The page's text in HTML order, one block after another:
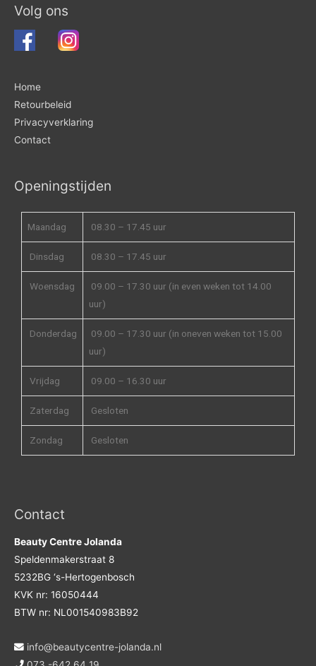
Volg ons
Home
Retourbeleid
Privacyverklaring
Contact
Openingstijden
Maandag 08.30 – 17.45 uur
Dinsdag 08.30 – 17.45 uur
Woensdag
09.00 – 17.30 uur (in even weken tot 14.00
uur)
Donderdag
09.00 – 17.30 uur (in oneven weken tot 15.00
uur)
Vrijdag 09.00 – 16.30 uur
Zaterdag Gesloten
Zondag Gesloten
Contact
Beauty Centre Jolanda
Speldenmakerstraat 8
5232BG ‘s-Hertogenbosch
KVK nr: 16050444
BTW nr: NL001540983B92
info@beautycentre-jolanda.nl